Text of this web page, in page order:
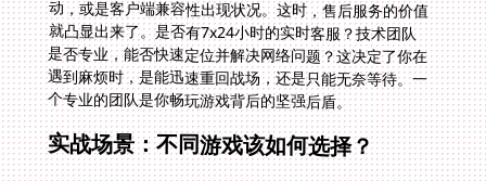
个专业的团队是你畅玩游戏背后的坚强后盾。
实战场景：不同游戏该如何选择？